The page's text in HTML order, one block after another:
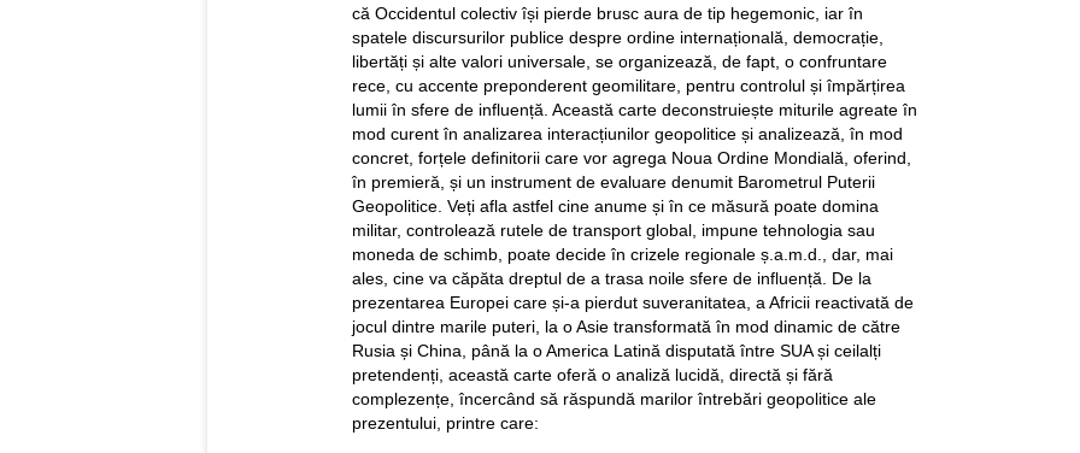
că Occidentul colectiv își pierde brusc aura de tip hegemonic, iar în
spatele discursurilor publice despre ordine internațională, democrație,
libertăți și alte valori universale, se organizează, de fapt, o confruntare
rece, cu accente preponderent geomilitare, pentru controlul și împărțirea
lumii în sfere de influență. Această carte deconstruiește miturile agreate în
mod curent în analizarea interacțiunilor geopolitice și analizează, în mod
concret, forțele definitorii care vor agrega Noua Ordine Mondială, oferind,
în premieră, și un instrument de evaluare denumit Barometrul Puterii
Geopolitice. Veți afla astfel cine anume și în ce măsură poate domina
militar, controlează rutele de transport global, impune tehnologia sau
moneda de schimb, poate decide în crizele regionale ș.a.m.d., dar, mai
ales, cine va căpăta dreptul de a trasa noile sfere de influență. De la
prezentarea Europei care și-a pierdut suveranitatea, a Africii reactivată de
jocul dintre marile puteri, la o Asie transformată în mod dinamic de către
Rusia și China, până la o America Latină disputată între SUA și ceilalți
pretendenți, această carte oferă o analiză lucidă, directă și fără
complezențe, încercând să răspundă marilor întrebări geopolitice ale
prezentului, printre care: